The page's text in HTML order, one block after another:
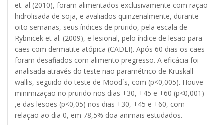
et. al (2010), foram alimentados exclusivamente com ração
hidrolisada de soja, e avaliados quinzenalmente, durante
oito semanas, seus índices de prurido, pela escala de
Rybnicek et al. (2009), e lesional, pelo índice de lesão para
cães com dermatite atópica (CADLI). Após 60 dias os cães
foram desafiados com alimento pregresso. A eficácia foi
analisada através do teste não paramétrico de Kruskall-
wallis, seguido do teste de Mood`s, com (p<0,005). Houve
minimização no prurido nos dias +30, +45 e +60 (p<0,001)
,e das lesões (p<0,05) nos dias +30, +45 e +60, com
relação ao dia 0, em 78,5% doa animais estudados.